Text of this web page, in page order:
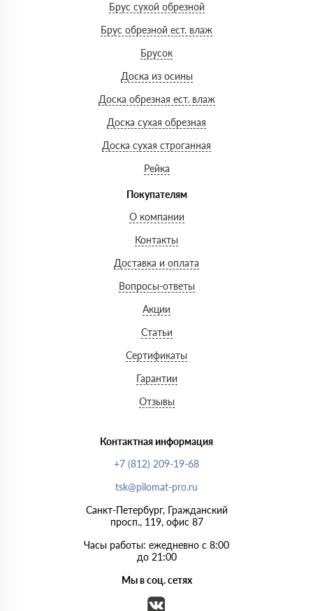
Брус сухой обрезной
Брус обрезной ест. влаж
Брусок
Доска из осины
Доска обрезная ест. влаж
Доска сухая обрезная
Доска сухая строганная
Рейка
Покупателям
О компании
Контакты
Доставка и оплата
Вопросы-ответы
Акции
Статьи
Сертификаты
Гарантии
Отзывы
Контактная информация
+7 (812) 209-19-68
tsk@pilomat-pro.ru
Санкт-Петербург, Гражданский
просп., 119, офис 87
Часы работы: ежедневно с 8:00
до 21:00
Мы в соц. сетях